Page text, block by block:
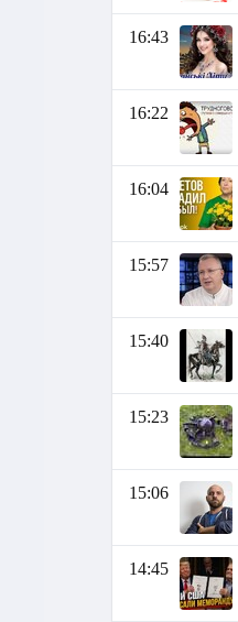
16:43
16:22
16:04
15:57
15:40
15:23
15:06
14:45